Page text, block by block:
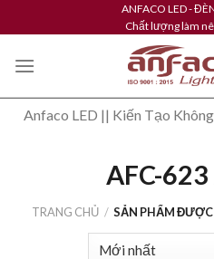
to
content
ANFACO LED -
Chất lượng làm
Anfaco LED || Kiến Tạo
AFC-
TRANG CHỦ / SẢN PHẨM ĐƯỢC